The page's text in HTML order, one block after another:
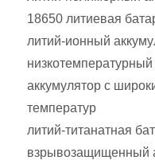
18650 литиевая
литий-ионный
низкотемпературный
аккумулятор с
температур
литий-титанатная
взрывозащищенный